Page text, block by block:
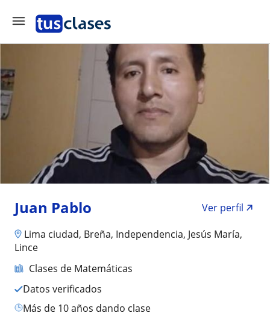
Juan Pablo
Ver perfil
Lima ciudad, Breña, Independencia, Jesús María,
Lince
Clases de Matemáticas
Datos verificados
más de 10 años dando clase